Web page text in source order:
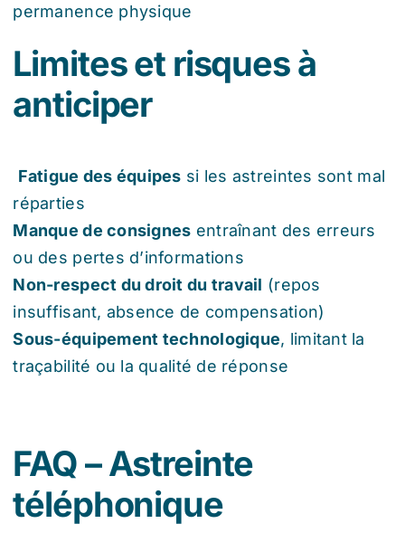
permanence physique
Limites et risques à
anticiper
Fatigue des équipes si les astreintes sont mal
réparties
Manque de consignes entraînant des erreurs
ou des pertes d’informations
Non-respect du droit du travail (repos
insuffisant, absence de compensation)
Sous-équipement technologique, limitant la
traçabilité ou la qualité de réponse
FAQ – Astreinte
téléphonique